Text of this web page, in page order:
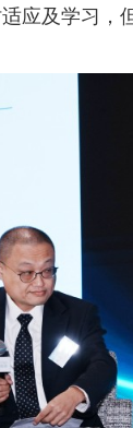
应及学习，